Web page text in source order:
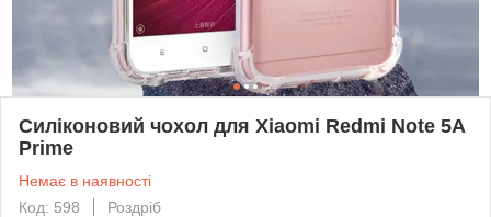
Силіконовий чохол для Xiaomi Redmi Note 5A
Prime
Немає в наявності
Код: 598
Роздріб